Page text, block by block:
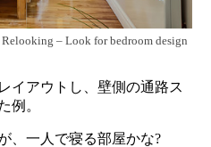
Relooking – Look for bedroom design
イアウトし、壁側の通路ス
例。
、一人で寝る部屋かな?